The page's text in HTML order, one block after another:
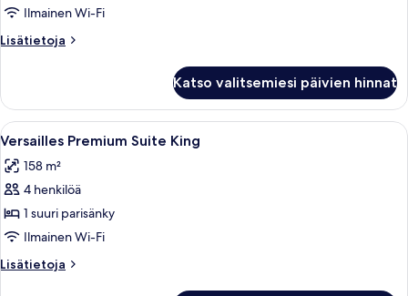
Suite
1
King
Ilmainen Wi-Fi
Lisätietoja
Lisätietoja
Suite
King
Katso valitsemiesi päivien hinnat
Avaa
kaikki
huonetyypin
Versailles
Premium
Suite
King
kuvat
Moderni olohuone, jossa on sininen
5
Versailles Premium Suite King
158 m²
4 henkilöä
1 suuri parisänky
Ilmainen Wi-Fi
Lisätietoja
Lisätietoja